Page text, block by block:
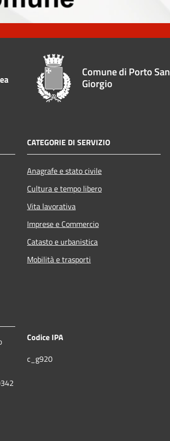
Comune di Porto San
Giorgio
CATEGORIE DI SERVIZIO
Anagrafe e stato civile
Cultura e tempo libero
Vita lavorativa
Imprese e Commercio
Catasto e urbanistica
Mobilità e trasporti
Codice IPA
c_g920